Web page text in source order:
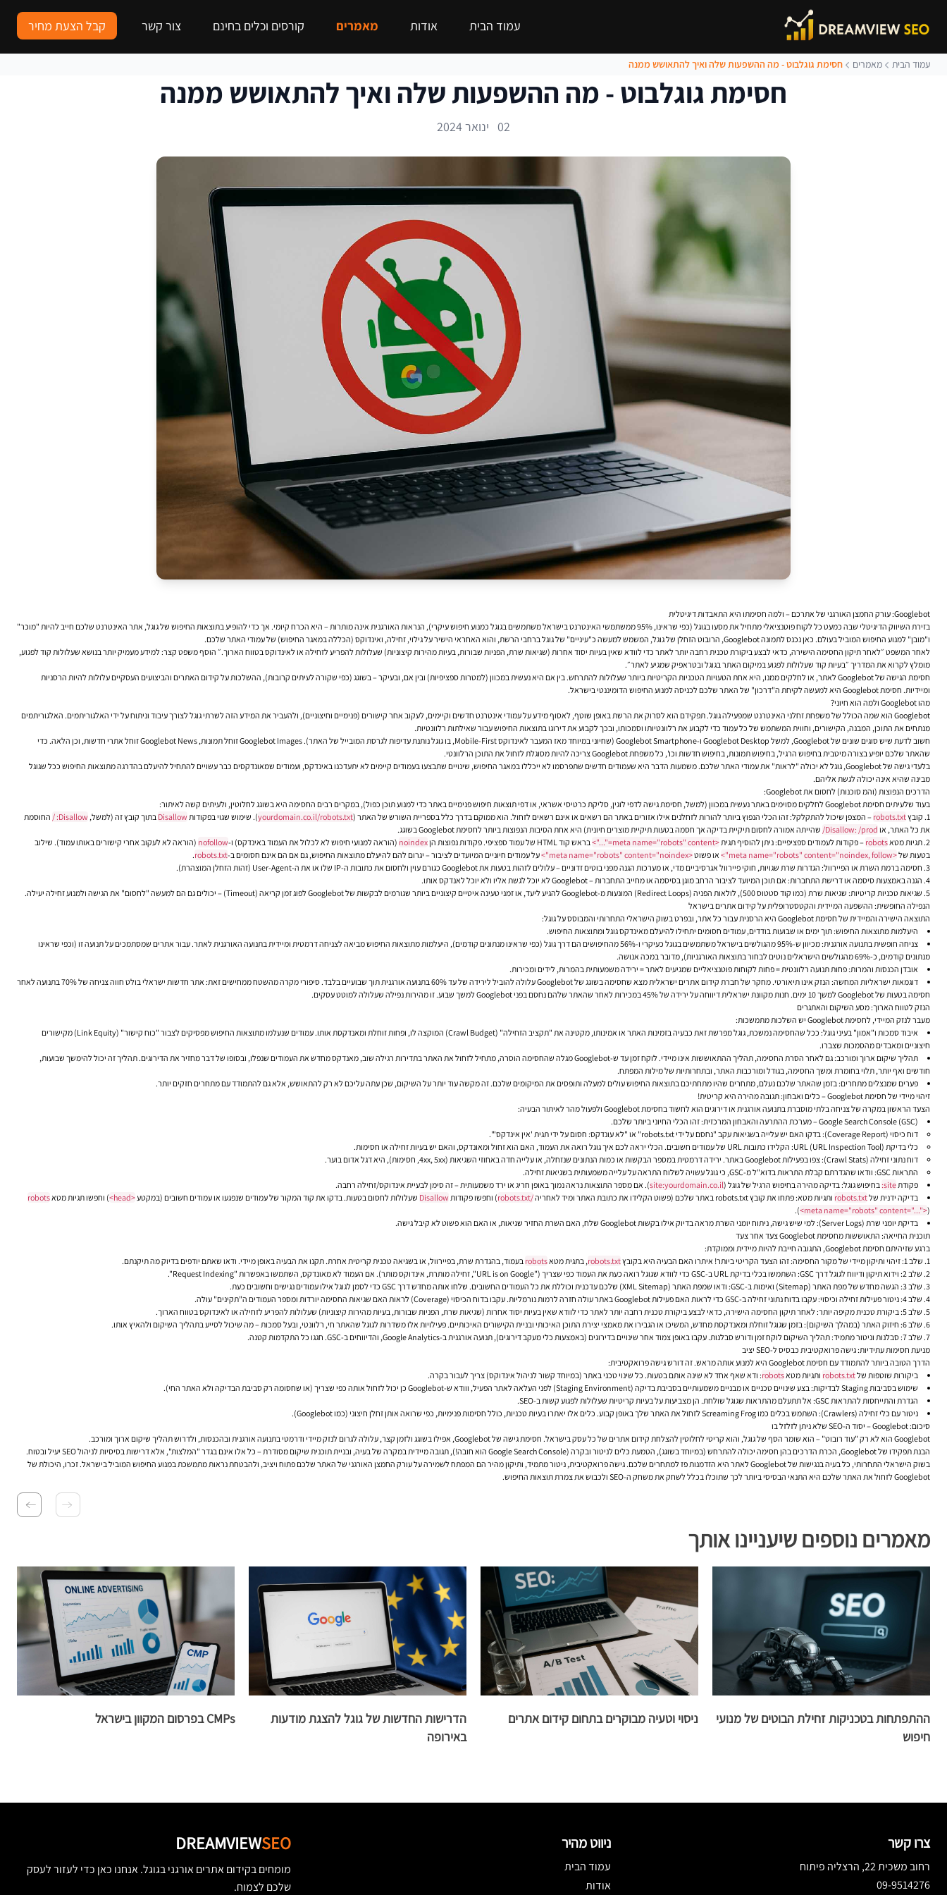
עמוד הבית אודות מאמרים קורסים וכלים בחינם צור קשר קבל הצעת מחיר
עמוד הבית מאמרים חסימת גוגלבוט - מה ההשפעות שלה ואיך להתאושש ממנה
חסימת גוגלבוט - מה ההשפעות שלה ואיך להתאושש ממנה
02 ינואר 2024
Googlebot: עורק החמצן האורגני של אתרכם – ולמה חסימתו היא התאבדות דיגיטלית
בזירת השיווק הדיגיטלי שבה כמעט כל לקוח פוטנציאלי מתחיל את מסעו בגוגל (כפי שראינו, 95% ממשתמשי האינטרנט בישראל משתמשים בגוגל כמנוע חיפוש עיקרי), הנראות האורגנית אינה מותרות – היא הכרח קיומי. אך כדי להופיע בתוצאות החיפוש של גוגל, אתר האינטרנט שלכם חייב להיות "מוכר"
ו"מובן" למנוע החיפוש המוביל בעולם. כאן נכנס לתמונה Googlebot, הרובוט הזחלן של גוגל, המשמש למעשה כ"עיניים" של גוגל ברחבי הרשת, והוא האחראי הישיר על גילוי, זחילה, ואינדוקס (הכללה במאגר החיפוש) של עמודי האתר שלכם.
לאחר המשפט ״לאחר תיקון החסימה הישירה, כדאי לבצע ביקורת טכנית רחבה יותר לאתר כדי לוודא שאין בעיות יסוד אחרות (שגיאות שרת, הפניות שבורות, בעיות מהירות קיצוניות) שעלולות להפריע לזחילה או לאינדוקס בטווח הארוך.״ הוסף משפט קצר: למידע מעמיק יותר בנושא שעלולות קוד לפגוע,
מומלץ לקרוא את המדריך ״בעיות קוד שעלולות לפגוע במיקום האתר בגוגל ובטראפיק שמגיע לאתר״.
חסימת הגישה של Googlebot לאתר, או לחלקים ממנו, היא אחת הטעויות הטכניות הקריטיות ביותר שעלולות להתרחש. בין אם היא נעשית במכוון (למטרות ספציפיות) ובין אם, ובעיקר – בשוגג (כפי שקורה לעיתים קרובות), ההשלכות על קידום האתרים והביצועים העסקיים עלולות להיות הרסניות
ומיידיות. חסימת Googlebot היא למעשה לקיחת ה"דרכון" של האתר שלכם לכניסה למנוע החיפוש הדומיננטי בישראל.
מהו Googlebot ולמה הוא חיוני?
Googlebot הוא שמה הכולל של משפחת זחלני האינטרנט שמפעילה גוגל. תפקידם הוא לסרוק את הרשת באופן שוטף, לאסוף מידע על עמודי אינטרנט חדשים וקיימים, לעקוב אחר קישורים (פנימיים וחיצוניים), ולהעביר את המידע הזה לשרתי גוגל לצורך עיבוד וניתוח על ידי האלגוריתמים. האלגוריתמים
מנתחים את התוכן, המבנה, הקישורים, וחווית המשתמש של כל עמוד כדי לקבוע את רלוונטיותו וסמכותו, ובכך לקבוע את דירוגו בתוצאות החיפוש עבור שאילתות רלוונטיות.
חשוב לדעת שיש סוגים שונים של Googlebot, למשל Googlebot Desktop ו-Googlebot Smartphone (שחיוני במיוחד מאז המעבר לאינדוקס Mobile-First, בו גוגל נותנת עדיפות לגרסת המובייל של האתר). Googlebot Images זוחל תמונות, Googlebot News זוחל אתרי חדשות, וכן הלאה. כדי
שהאתר שלכם יופיע בצורה מיטבית בחיפוש הרגיל, בחיפוש תמונות, בחיפוש חדשות וכו', כל משפחת Googlebot צריכה להיות מסוגלת לזחול את התוכן הרלוונטי.
בלעדי גישה של Googlebot, גוגל לא יכולה "לראות" את עמודי האתר שלכם. משמעות הדבר היא שעמודים חדשים שתפרסמו לא ייכללו במאגר החיפוש, שינויים שתבצעו בעמודים קיימים לא יתעדכנו באינדקס, ועמודים שמאונדקסים כבר עשויים להתחיל להיעלם בהדרגה מתוצאות החיפוש ככל שגוגל
מבינה שהיא אינה יכולה לגשת אליהם.
הדרכים הנפוצות (והמ סוכנות) לחסום את Googlebot:
בעוד שלעיתים חסימת Googlebot לחלקים מסוימים באתר נעשית במכוון (למשל, חסימת גישה לדפי לוגין, סליקת כרטיסי אשראי, או דפי תוצאות חיפוש פנימיים באתר כדי למנוע תוכן כפול), במקרים רבים החסימה היא בשוגג לחלוטין, ולעיתים קשה לאיתור:
קובץrobots.txt – המצפן שיכול להתקלקל:זהו הכלי הנפוץ ביותר להורות לזחלנים אילו אזורים באתר הם רשאים או אינם רשאים לזחול. הוא ממוקם בדרך כלל בספריית השורש של האתר (yourdomain.co.il/robots.txt). שימוש שגוי בפקודותDisallow בתוך קובץ זה (למשל, Disallow: /
החוסמת
את כל האתר, או Disallow: /prod/ שהייתה אמורה לחסום תיקיית בדיקה אך חסמה בטעות תיקיית מוצרים חיונית) היא אחת הסיבות הנפוצות ביותר לחסימת Googlebot בשוגג.
תגיות מטאrobots – פקודות לעמודים ספציפיים:ניתן להוסיף תגית<meta name="robots" content="..."> בראש קוד HTML של עמוד ספציפי. פקודות נפוצות הן noindex (הוראה למנועי חיפוש לא לכלול את העמוד באינדקס) ו-nofollow (הוראה לא לעקוב אחרי קישורים באותו עמוד). שילוב
בטעות של<meta name="robots" content="noindex, follow"> או פשוט<meta name="robots" content="noindex"> על עמודים חיוניים המיועדים לציבור – יגרום להם להיעלם מתוצאות החיפוש, גם אם הם אינם חסומים ב-robots.txt
.
חסימה ברמת השרת או הפיירוול: הגדרות שרת שגויות, חוקי פיירוול אגרסיביים מדי, או מערכות הגנה מפני בוטים זדוניים – עלולים לזהות בטעות את Googlebot כגורם עוין ולחסום את כתובות ה-IP שלו או את ה-User-Agent (זהות הזחלן המוצהרת).
הגנה באמצעות סיסמה או דרישת התחברות: אם תוכן המיועד לציבור הרחב מוגן בסיסמה או מחייב התחברות – Googlebot לא יוכל לגשת אליו ולא יוכל לאנדקס אותו.
שגיאות טכניות קריטיות: שגיאות שרת (כמו קוד סטטוס 500), לולאות הפניה (Redirect Loops) המונעות מ-Googlebot להגיע ליעד, או זמני טעינה איטיים קיצוניים ביותר שגורמים לבקשות של Googlebot לפוג זמן קריאה (Timeout) – יכולים גם הם למעשה "לחסום" את הגישה ולמנוע זחילה יעילה.
הנפילה החופשית: ההשפעה המיידית והקטסטרופלית על קידום אתריםבישראל
התוצאה הישירה והמיידית של חסימת Googlebot היא הרסנית עבור כל אתר, ובפרט בשוק הישראלי התחרותי והמבוסס על גוגל:
היעלמות מתוצאות החיפוש:תוך ימים או שבועות בודדים, עמודים חסומים יתחילו להיעלם מאינדקס גוגל ומתוצאות החיפוש.
צניחה חופשית בתנועה אורגנית:
מכיוון ש-95% מהגולשים בישראל משתמשים בגוגל כעיקרי ו-56% מהחיפושים הם דרך גוגל (כפי שראינו מנתונים קודמים), היעלמות מתוצאות החיפוש מביאה לצניחה דרמטית ומיידית בתנועה האורגנית לאתר. עבור אתרים שמסתמכים על תנועה זו (וכפי שראינו
מנתונים קודמים, כ-69% מהגולשים הישראלים נוטים לבחור בתוצאות האורגניות), מדובר במכה אנושה.
אובדן הכנסות והמרות:פחות תנועה רלוונטית = פחות לקוחות פוטנציאליים שמגיעים לאתר = ירידה משמעותית בהמרות, לידים ומכירות.
דוגמאות ישראליות המחשה:
הנזק אינו תיאורטי. מחקר של חברת קידום אתרים ישראלית מצא שחסימה בשוגג של Googlebot עלולה להוביל לירידה של עד 60% בתנועה אורגנית תוך שבועיים בלבד. סיפורי מקרה מהשטח ממחישים זאת: אתר חדשות ישראלי בולט חווה צניחה של 70% בתנועה לאחר
חסימה בטעות של Googlebot למשך 10 ימים. חנות מקוונת ישראלית דיווחה על ירידה של 45% במכירות לאחר שהאתר שלהם נחסם בפני Googlebot למשך שבוע. זו מהירות נפילה שעלולה למוטט עסקים.
הנזק לטווח הארוך: מסע השיקום והאתגרים
מעבר לנזק המיידי, לחסימת Googlebot יש השלכות מתמשכות:
איבוד סמכות ו"אמון" בעיני גוגל:
ככל שהחסימה נמשכת, גוגל מפרשת זאת כבעיה בזמינות האתר או אמינותו, מקטינה את "תקציב הזחילה" (Crawl Budget) המוקצה לו, ופחות זוחלת ומאנדקסת אותו. עמודים שנעלמו מתוצאות החיפוש מפסיקים לצבור "כוח קישור" (Link Equity) מקישורים
חיצוניים ומאבדים מהסמכות שצברו.
תהליך שיקום ארוך ומורכב:
גם לאחר הסרת החסימה, תהליך ההתאוששות אינו מיידי. לוקח זמן עד ש-Googlebot מגלה שהחסימה הוסרה, מתחיל לזחול את האתר בתדירות רגילה שוב, מאנדקס מחדש את העמודים שנפלו, ובסופו של דבר מחזיר את הדירוגים. תהליך זה יכול להימשך שבועות,
חודשים ואף יותר, תלוי בחומרת ומשך החסימה, בגודל ומורכבות האתר, ובתחרותיות של מילות המפתח.
פערים שמנצלים מתחרים:בזמן שהאתר שלכם נעלם, מתחרים שהיו מתחתיכם בתוצאות החיפוש עולים למעלה ותופסים את המיקומים שלכם. זה מקשה עוד יותר על השיקום, שכן עתה עליכם לא רק להתאושש, אלא גם להתמודד עם מתחרים חזקים יותר.
זיהוי מיידי של חסימת Googlebot – כלים ואבחון: תגובה מהירה היא קריטית!
הצעד הראשון במקרה של צניחה בלתי מוסברת בתנועה אורגנית או דירוגים הוא לחשוד בחסימת Googlebot ולפעול מהר לאיתור הבעיה:
Google Search Console (GSC) – מערכת ההתרעה והאבחון המרכזית:
זהו הכלי החיוני ביותר שלכם.
דוח כיסוי (Coverage Report):
בדקו האם יש עלייה בשגיאות עקב "נחסם על ידי robots.txt" או "לא עונדקס: חסום על ידי תגית 'אין אינדקס'".
כלי בדיקת URL (URL Inspection Tool):
הקלידו כתובות URL של עמודים חשובים. הכלי יראה לכם איך גוגל רואה את העמוד, האם הוא זחול ומאונדקס, והאם יש בעיות זחילה או חסימות.
דוח נתוני זחילה (Crawl Stats):
צפו בפעילות Googlebot באתר. ירידה דרמטית במספר הבקשות או כמות הנתונים שנזחלה, או עלייה חדה באחוזי השגיאות (4xx, 5xx, חסימות), היא דגל אדום בוער.
התראות GSC:
וודאו שהגדרתם קבלת התראות בדוא"ל מ-GSC, כי גוגל עשויה לשלוח התראה על עלייה משמעותית בשגיאות זחילה.
פקודתsite: בחיפוש גוגל:בדיקה מהירה בחיפוש הרגיל של גוגל (site:yourdomain.co.il). אם מספר התוצאות נראה נמוך באופן חריג או ירד משמעותית – זה סימן לבעיית אינדוקס/זחילה רחבה.
בדיקה ידנית שלrobots.txt ותגיות מטא:פתחו את קובץ robots.txt באתר שלכם (פשוט הקלידו את כתובת האתר ומיד לאחריה /robots.txt ) וחפשו פקודותDisallow שעלולות לחסום בטעות. בדקו את קוד המקור של עמודים שנפגעו או עמודים חשובים (במקטע<head> ) וחפשו תגיות מטאrobots
(<meta name="robots" content="...">).
בדיקת יומני שרת (Server Logs):
למי שיש גישה, ניתוח יומני השרת מראה בדיוק אילו בקשות Googlebot שלח, האם השרת החזיר שגיאות, או האם הוא פשוט לא קיבל גישה.
תוכנית החייאה: התאוששות מחסימת Googlebot צעד אחר צעד
ברגע שזיהיתם חסימת Googlebot, התגובה חייבת להיות מיידית וממוקדת:
שלב 1: זיהוי ותיקון מיידי של מקור החסימה:
זהו הצעד הקריטי ביותר! איתרו האם הבעיה היא בקובץrobots.txt, בתגית מטאrobots בעמוד, בהגדרת שרת, בפיירוול, או בשגיאה טכנית קריטית אחרת. תקנו את הבעיהבאופן מיידי. ודאו שאתם יודפים בדיוק מה תיקנתם.
שלב 2: וידוא תיקון ודיווח לגוגל דרך GSC:
השתמשו בכלי בדיקת URL ב-GSC כדי לוודא שגוגל רואה כעת את העמוד כפי שצריך ("URL is on Google", זחילה מותרת, אינדוקס מותר). אם העמוד לא מאונדקס, השתמשו באפשרות "Request Indexing".
שלב 3: הגשה מחדש של מפת האתר (Sitemap) ואימות ב-GSC:
ודאו שמפת האתר (XML Sitemap) שלכם עדכנית וכוללת את כל העמודים החשובים. שלחו אותה מחדש דרך GSC כדי לסמן לגוגל אילו עמודים נגישים וחשובים כעת.
שלב 4: ניטור פעילות זחילה וכיסוי:
עקבו בדוח נתוני זחילה ב-GSC כדי לראות האם פעילות Googlebot באתר עולה חזרה לרמות נורמליות. עקבו בדוח הכיסוי (Coverage) לראות האם שגיאות החסימה יורדות ומספר העמודים ה"תקינים" עולה.
שלב 5: ביקורת טכנית מקיפה יותר:
לאחר תיקון החסימה הישירה, כדאי לבצע ביקורת טכנית רחבה יותר לאתר כדי לוודא שאין בעיות יסוד אחרות (שגיאות שרת, הפניות שבורות, בעיות מהירות קיצוניות) שעלולות להפריע לזחילה או לאינדוקס בטווח הארוך.
שלב 6: חיזוק האתר (במהלך השיקום):
בזמן שגוגל זוחלת ומאנדקסת מחדש, המשיכו או הגבירו את מאמצי יצירת התוכן האיכותי ובניית הקישורים האיכותיים. פעילויות אלו משדרות לגוגל שהאתר חי, רלוונטי, ובעל סמכות – מה שיכול לסייע בתהליך השיקום ולהאיץ אותו.
שלב 7: סבלנות וניטור מתמיד:
תהליך השיקום לוקח זמן ודורש סבלנות. עקבו באופן צמוד אחר שינויים בדירוגים (באמצעות כלי מעקב דירוגים), תנועה אורגנית ב-Google Analytics, והדיווחים ב-GSC. חגגו כל התקדמות קטנה.
מניעת חסימות עתידיות: גישה פרואקטיבית כבסיס ל-SEO יציב
הדרך הטובה ביותר להתמודד עם חסימת Googlebot היא למנוע אותה מראש. זה דורש גישה פרואקטיבית:
ביקורות שוטפות שלrobots.txt ותגיות מטאrobots
: ודא שאף אחד לא שינה אותם בטעות. כל שינוי טכני באתר (במיוחד קשור לניהול אינדוקס) צריך לעבור בקרה.
שימוש בסביבות Staging לבדיקות:
בצע שינויים טכניים או מבניים משמעותיים בסביבת בדיקה (Staging Environment) לפני העלאה לאתר הפעיל, ווודא ש-Googlebot כן יכול לזחול אותה כפי שצריך (או שחסומה רק סביבת הבדיקה ולא האתר החי).
הגדרת והתייחסות להתראות GSC:
אל תתעלם מהתראות שגוגל שולחת. הן מצביעות על בעיות קריטיות שעלולות לפגוע קשות ב-SEO.
ניטור עם כלי זחילה (Crawlers):
השתמש בכלים כמו Screaming Frog לזחול את האתר שלך באופן קבוע. כלים אלו יאתרו בעיות טכניות, כולל חסימות פנימיות, כפי שרואה אותן זחלן חיצוני (כמו Googlebot).
סיכום: Googlebot – יסוד ה-SEO שלא ניתן לזלזל בו
Googlebot הוא לא רק "עוד רובוט" – הוא שומר הסף של גוגל, והוא קריטי לחלוטין להצלחת קידום אתרים של כל עסק בישראל. חסימת גישה של Googlebot, אפילו בשוגג ולזמן קצר, עלולה לגרום לנזק מיידי ודרמטי בתנועה אורגנית ובהכנסות, ולדרוש תהליך שיקום ארוך ומורכב.
הבנת תפקידו של Googlebot, הכרת הדרכים בהן חסימה יכולה להתרחש (במיוחד בשוגג), הטמעת כלים לניטור ובקרה (Google Search Console הוא חובה!), תגובה מיידית במקרה של בעיה, ובניית תוכנית שיקום מסודרת – כל אלו אינם בגדר "המלצות", אלא דרישות בסיסיות לניהול SEO יעיל ובטוח.
בשוק הישראלי התחרותי, כל בעיה בנגישות של Googlebot לאתר היא הזדמנות פז למתחרים שלכם. גישה פרואקטיבית, ניטור מתמיד, ותיקון מהיר הם המפתח לשמירה על עורק החמצן האורגני של האתר שלכם פתוח ויציב, ולהבטחת נראות מתמשכת במנוע החיפוש המוביל בישראל. זכרו, היכולת של
Googlebot לזחול את האתר שלכם היא התנאי הבסיסי ביותר לכך שתוכלו בכלל לשחק את משחק ה-SEO ולכבוש את צמרת תוצאות החיפוש.
מאמרים נוספים שיעניינו אותך
ההתפתחות בטכניקות זחילת הבוטים של מנועי
חיפוש
ניסוי וטעיה מבוקרים בתחום קידום אתרים
הדרישות החדשות של גוגל להצגת מודעות
באירופה
CMPs בפרסום המקוון בישראל
צרו קשר
רחוב משכית 22, הרצליה פיתוח
09-9514276
ניווט מהיר
עמוד הבית
אודות
DREAMVIEWSEO
מומחים בקידום אתרים אורגני בגוגל. אנחנו כאן כדי לעזור לעסק
שלכם לצמוח.